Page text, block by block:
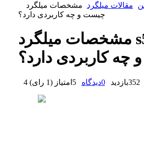
مقالات میلگرد
مشخصات میلگرد s500
چیست و چه کاربردی دارد؟
مشخصات میلگرد s500
کاربردی دارد؟
352بازدید 0دیدگاه 5 امتیاز (1 رای )